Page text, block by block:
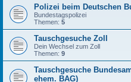
Polizei beim Deutschen
Bundestagspolizei
Themen: 5
Tauschgesuche Zoll
Dein Wechsel zum Zoll
Themen: 9
Tauschgesuche
ehem. BAG)